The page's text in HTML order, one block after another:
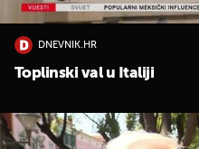
DNEVNIK.HR
Toplinski val u Italiji